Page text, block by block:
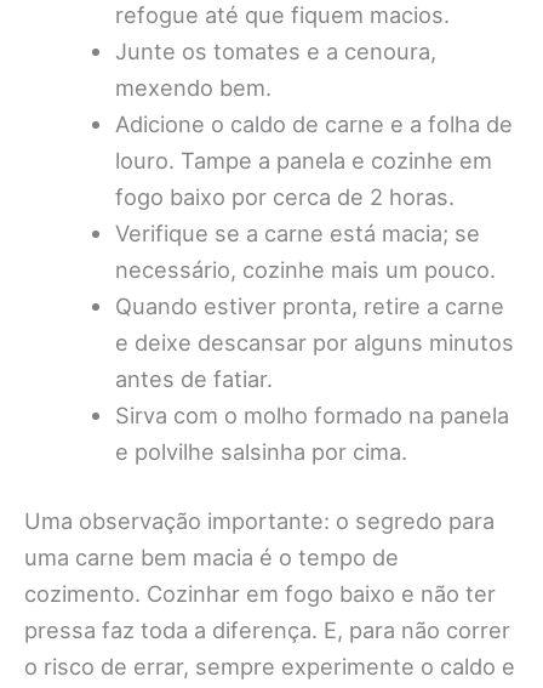
refogue até que fiquem macios.
Junte os tomates e a cenoura,
mexendo bem.
Adicione o caldo de carne e a folha de
louro. Tampe a panela e cozinhe em
fogo baixo por cerca de 2 horas.
Verifique se a carne está macia; se
necessário, cozinhe mais um pouco.
Quando estiver pronta, retire a carne
e deixe descansar por alguns minutos
antes de fatiar.
Sirva com o molho formado na panela
e polvilhe salsinha por cima.
Uma observação importante: o segredo para
uma carne bem macia é o tempo de
cozimento. Cozinhar em fogo baixo e não ter
pressa faz toda a diferença. E, para não correr
o risco de errar, sempre experimente o caldo e